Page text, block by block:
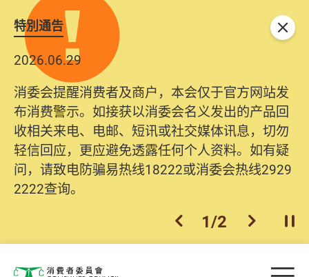
特別通告
2026.06.29
消委会提醒消费者及商户，本会仅于官方网站发
布消费警示。如接获以消委会名义发出的产品回
收相关来电、电邮、短讯或社交媒体讯息，切勿
轻信回应，更应避免透露任何个人资料。如有疑
问，请致电防骗易热线18222或消委会热线2929
2222查询。
上一个
1/2 下一个开
关闭